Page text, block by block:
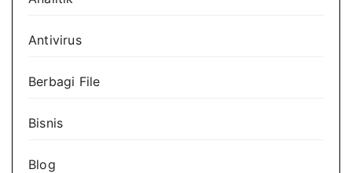
Antivirus
Berbagi File
Bisnis
Blog